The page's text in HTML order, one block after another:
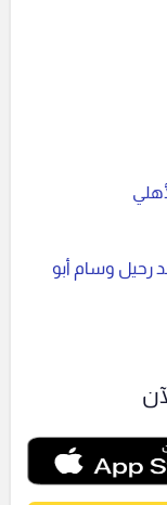
رحيل وسام أبو